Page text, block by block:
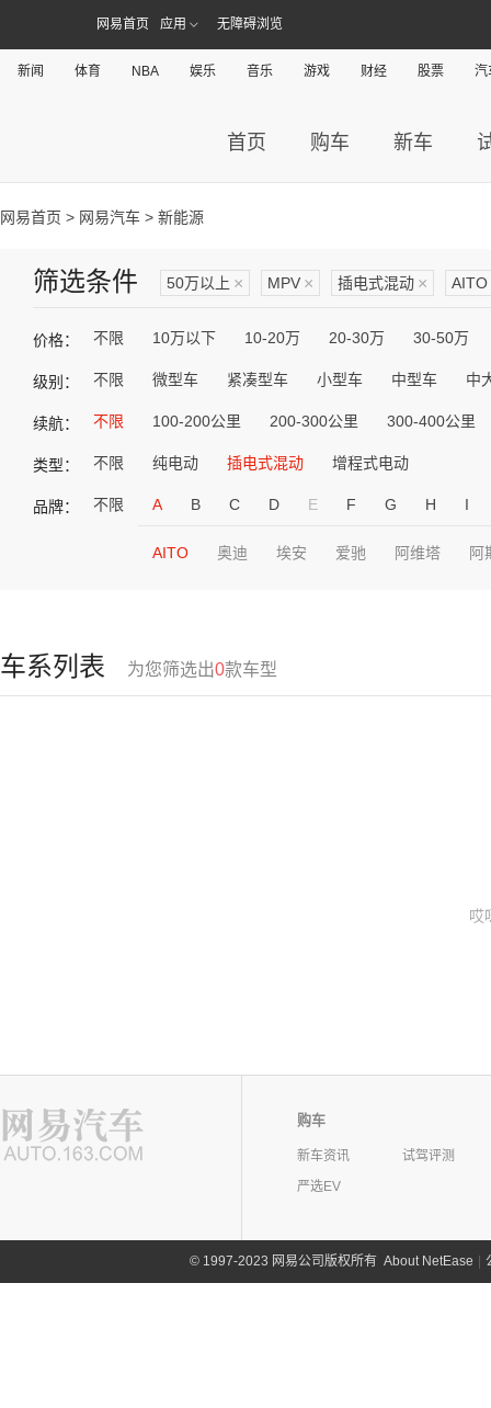
网易首页 应用 无障碍浏览
新闻 体育 NBA 娱乐 音乐 游戏 财经 股票 汽
首页 购车 新车
网易首页 > 网易汽车 > 新能源
筛选条件 50万以上 × MPV × 插电式混动 × AITO
价格： 不限 10万以下 10-20万 20-30万 30-50万
级别： 不限 微型车 紧凑型车 小型车 中型车 中
续航： 不限 100-200公里 200-300公里 300-400公里
类型： 不限 纯电动 插电式混动 增程式电动
品牌： 不限 A B C D E F G H I
AITO 奥迪 埃安 爱驰 阿维塔 阿
车系列表 为您筛选出0款车型
哎
购车
新车资讯
试驾评测
严选EV
©1997-2023 网易公司版权所有 About NetEase